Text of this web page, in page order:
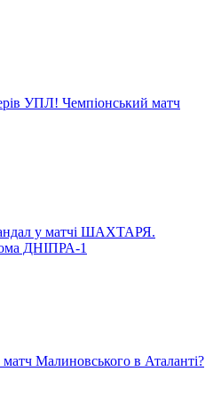
УПЛ! Чемпіонський матч
у матчі ШАХТАРЯ.
ДНІПРА-1
Малиновського в Аталанті?